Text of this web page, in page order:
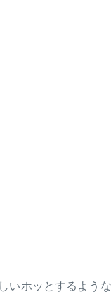
ホッとするよう